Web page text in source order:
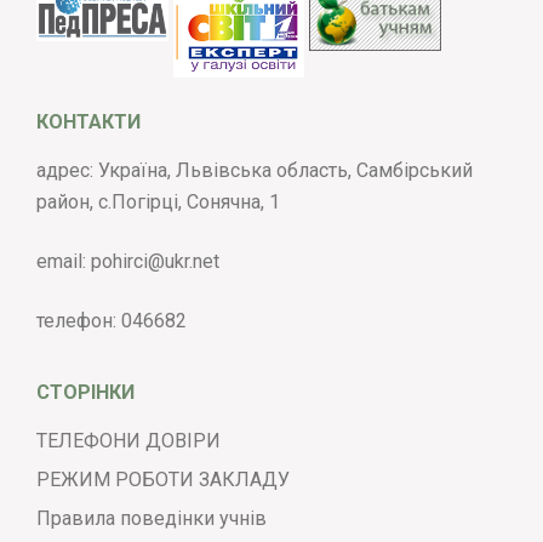
КОНТАКТИ
адрес: Україна, Львівська область, Самбірський
район, с.Погірці, Сонячна, 1
email: pohirci@ukr.net
телефон: 046682
СТОРІНКИ
ТЕЛЕФОНИ ДОВІРИ
РЕЖИМ РОБОТИ ЗАКЛАДУ
Правила поведінки учнів